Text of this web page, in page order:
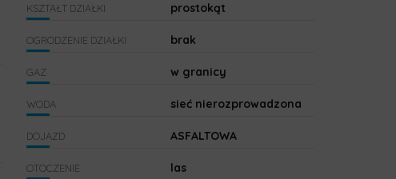
KSZTAŁT DZIAŁKI prostokąt
OGRODZENIE DZIAŁKI brak
GAZ w granicy
WODA sieć nierozprowadzona
DOJAZD ASFALTOWA
OTOCZENIE las